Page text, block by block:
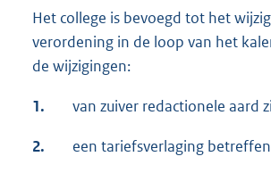
Het college is bevoegd tot het
verordening in de loop van het
de wijzigingen:
1. van zuiver redactionele aard
2. een tariefsverlaging